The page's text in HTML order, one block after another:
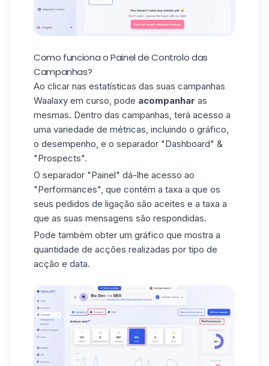
Como funciona o Painel de Controlo das
Campanhas?
Ao clicar nas estatísticas das suas campanhas
Waalaxy em curso, pode acompanhar as
mesmas. Dentro das campanhas, terá acesso a
uma variedade de métricas, incluindo o gráfico,
o desempenho, e o separador "Dashboard" &
"Prospects".
O separador "Painel" dá-lhe acesso ao
"Performances", que contém a taxa a que os
seus pedidos de ligação são aceites e a taxa a
que as suas mensagens são respondidas.
Pode também obter um gráfico que mostra a
quantidade de acções realizadas por tipo de
acção e data.